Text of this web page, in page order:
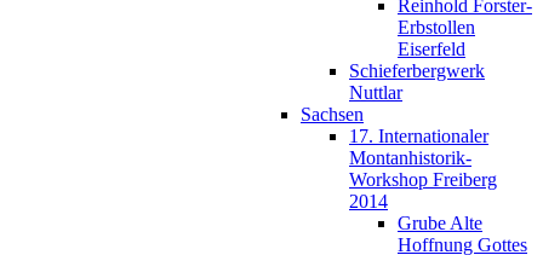
Reinhold Forster-
Erbstollen
Eiserfeld
Schieferbergwerk
Nuttlar
Sachsen
17. Internationaler
Montanhistorik-
Workshop Freiberg
2014
Grube Alte
Hoffnung Gottes